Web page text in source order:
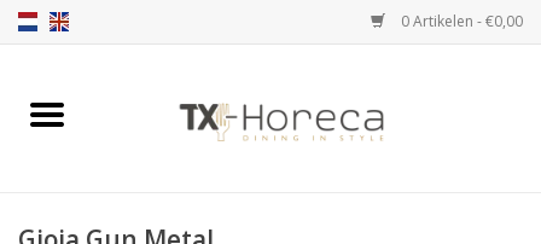
0 Artikelen - €0,00
Home